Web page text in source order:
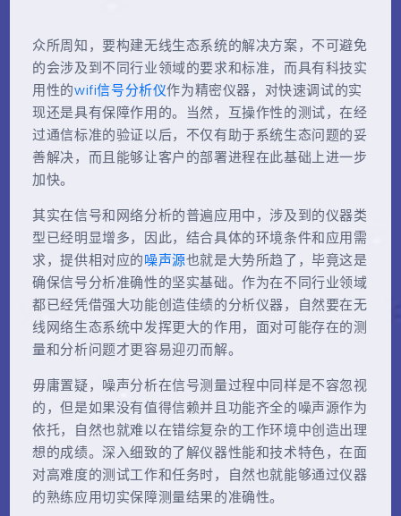
众所周知，要构建无线生态系统的解决方案，不可避免
的会涉及到不同行业领域的要求和标准，而具有科技实
用性的wifi信号分析仪作为精密仪器，对快速调试的实
现还是具有保障作用的。当然，互操作性的测试，在经
过通信标准的验证以后，不仅有助于系统生态问题的妥
善解决，而且能够让客户的部署进程在此基础上进一步
加快。
其实在信号和网络分析的普遍应用中，涉及到的仪器类
型已经明显增多，因此，结合具体的环境条件和应用需
求，提供相对应的噪声源也就是大势所趋了，毕竟这是
确保信号分析准确性的坚实基础。作为在不同行业领域
都已经凭借强大功能创造佳绩的分析仪器，自然要在无
线网络生态系统中发挥更大的作用，面对可能存在的测
量和分析问题才更容易迎刃而解。
毋庸置疑，噪声分析在信号测量过程中同样是不容忽视
的，但是如果没有值得信赖并且功能齐全的噪声源作为
依托，自然也就难以在错综复杂的工作环境中创造出理
想的成绩。深入细致的了解仪器性能和技术特色，在面
对高难度的测试工作和任务时，自然也就能够通过仪器
的熟练应用切实保障测量结果的准确性。